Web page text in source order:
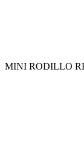
MINI RODILLO